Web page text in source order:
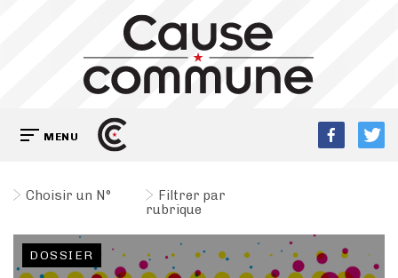
MENU
Choisir un N°
Filtrer par
rubrique
DOSSIER